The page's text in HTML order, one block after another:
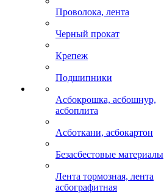
Проволока, лента
Черный прокат
Крепеж
Подшипники
Асбокрошка, асбошнур,
асбоплита
Асботкани, асбокартон
Безасбестовые материалы
Лента тормозная, лента
асбографитная